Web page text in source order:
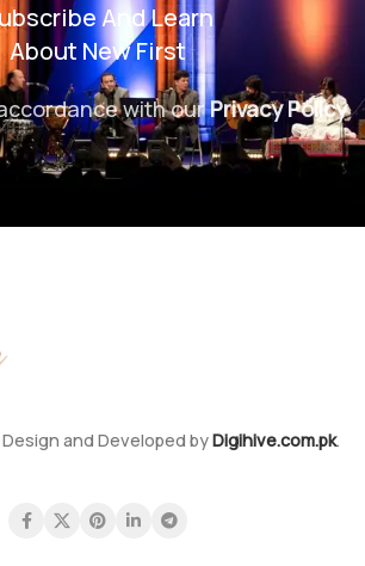
And Learn
About New First
with ourPrivacy Policy
and Developed byDigihive.com.pk.